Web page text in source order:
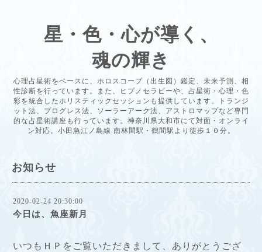
星・色・心が導く、
魂の輝き
心理占星術をベースに、ホロスコープ（出生図）鑑定、未来予測、相
性診断を行っています。また、ヒプノセラピーや、占星術・心理・色
彩を統合したホリスティックセッションも提供しています。トランジ
ット法、プログレス法、ソーラーアーク法、アストロマップなど専門
的な占星術講座も行っています。神奈川県大和市にて対面・オンライ
ン対応。小田急江ノ島線 南林間駅・鶴間駅より徒歩１０分。
お知らせ
2020-02-24 20:30:00
今日は、魚座新月
いつもＨＰをご覧いただきまして、ありがとうござ